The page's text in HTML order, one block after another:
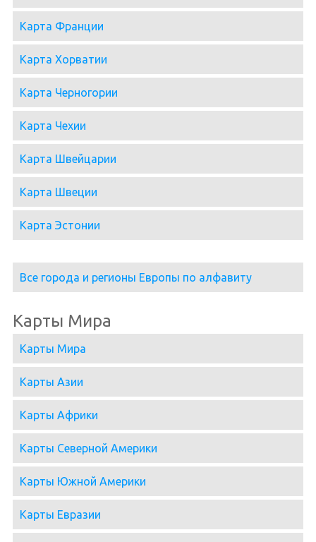
Карта Франции
Карта Хорватии
Карта Черногории
Карта Чехии
Карта Швейцарии
Карта Швеции
Карта Эстонии
Все города и регионы Европы по алфавиту
Карты Мира
Карты Мира
Карты Азии
Карты Африки
Карты Северной Америки
Карты Южной Америки
Карты Евразии